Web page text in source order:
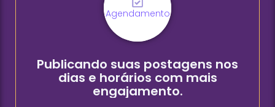
Agendamento
Publicando suas postagens nos
dias e horários com mais
engajamento.